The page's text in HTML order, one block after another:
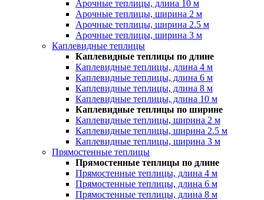
Арочные теплицы, длина 10 м
Арочные теплицы, ширина 2 м
Арочные теплицы, ширина 2.5 м
Арочные теплицы, ширина 3 м
Каплевидные теплицы
Каплевидные теплицы по длине
Каплевидные теплицы, длина 4 м
Каплевидные теплицы, длина 6 м
Каплевидные теплицы, длина 8 м
Каплевидные теплицы, длина 10 м
Каплевидные теплицы по ширине
Каплевидные теплицы, ширина 2 м
Каплевидные теплицы, ширина 2.5 м
Каплевидные теплицы, ширина 3 м
Прямостенные теплицы
Прямостенные теплицы по длине
Прямостенные теплицы, длина 4 м
Прямостенные теплицы, длина 6 м
Прямостенные теплицы, длина 8 м